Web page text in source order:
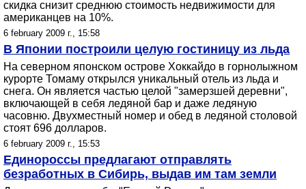
скидка снизит среднюю стоимость недвижимости для
американцев на 10%.
6 february 2009 г., 15:58
В Японии построили целую гостиницу из льда
На северном японском острове Хоккайдо в горнолыжном
курорте Томаму открылся уникальный отель из льда и
снега. Он является частью целой "замерзшей деревни",
включающей в себя ледяной бар и даже ледяную
часовню. Двухместный номер и обед в ледяной столовой
стоят 696 долларов.
6 february 2009 г., 15:53
Единороссы предлагают отправлять
безработных в Сибирь, выдав им там земли